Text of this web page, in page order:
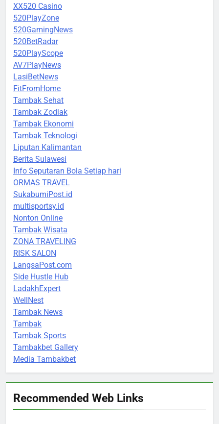
XX520 Casino
520PlayZone
520GamingNews
520BetRadar
520PlayScope
AV7PlayNews
LasiBetNews
FitFromHome
Tambak Sehat
Tambak Zodiak
Tambak Ekonomi
Tambak Teknologi
Liputan Kalimantan
Berita Sulawesi
Info Seputaran Bola Setiap hari
ORMAS TRAVEL
SukabumiPost.id
multisportsy.id
Nonton Online
Tambak Wisata
ZONA TRAVELING
RISK SALON
LangsaPost.com
Side Hustle Hub
LadakhExpert
WellNest
Tambak News
Tambak
Tambak Sports
Tambakbet Gallery
Media Tambakbet
Recommended Web Links